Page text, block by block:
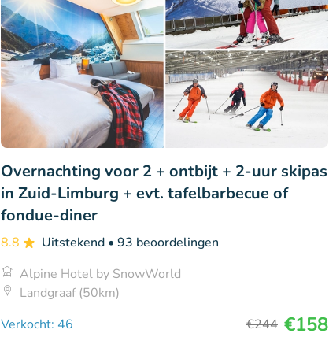
Overnachting voor 2 + ontbijt + 2-uur skipas
in Zuid-Limburg + evt. tafelbarbecue of
fondue-diner
8.8 Uitstekend • 93 beoordelingen
Alpine Hotel by SnowWorld
Landgraaf (50km)
Verkocht: 46
€244 €158